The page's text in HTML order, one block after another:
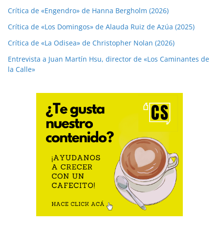
Crítica de «Engendro» de Hanna Bergholm (2026)
Crítica de «Los Domingos» de Alauda Ruiz de Azúa (2025)
Crítica de «La Odisea» de Christopher Nolan (2026)
Entrevista a Juan Martín Hsu, director de «Los Caminantes de
la Calle»